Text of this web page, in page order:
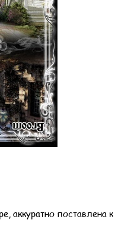
аккуратно поставлена к